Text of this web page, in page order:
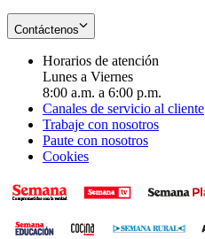
Contáctenos
Horarios de atención
Lunes a Viernes
8:00 a.m. a 6:00 p.m.
Canales de servicio al cliente
Trabaje con nosotros
Paute con nosotros
Cookies